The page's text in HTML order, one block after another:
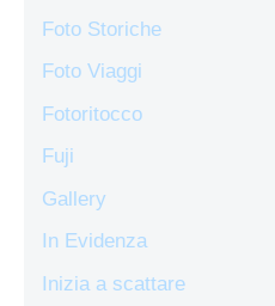
Foto Storiche
Foto Viaggi
Fotoritocco
Fuji
Gallery
In Evidenza
Inizia a scattare